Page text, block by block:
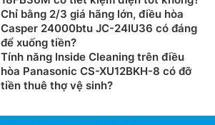
Chỉ bằng 2/3 giá hãng lớn, điều hòa
Casper 24000btu JC-24IU36 có đáng
để xuống tiền?
Tính năng Inside Cleaning trên điều
hòa Panasonic CS-XU12BKH-8 có đỡ
tiền thuê thợ vệ sinh?